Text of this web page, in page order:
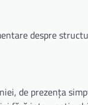
despre
de prezența